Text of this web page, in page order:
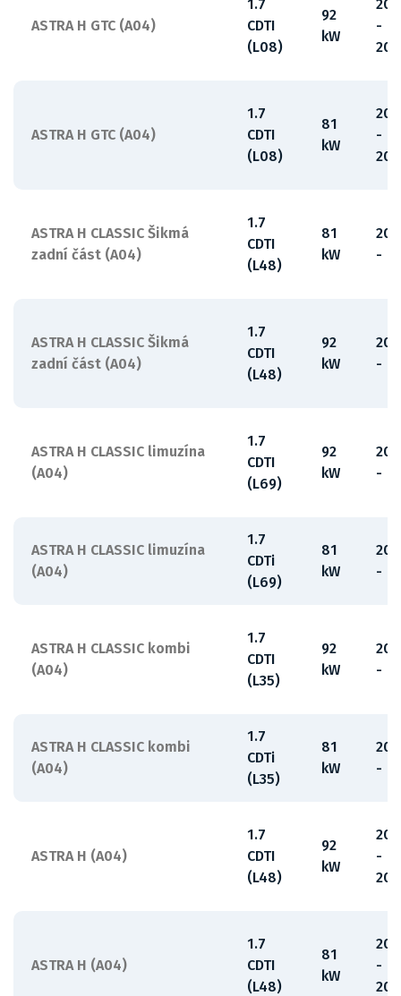
ASTRA H GTC (A04)
1.7
CDTI
(L08)
92
kW
-
ASTRA H GTC (A04)
1.7
CDTI
(L08)
81
kW
-
ASTRA H CLASSIC Šikmá
zadní část (A04)
1.7
CDTI
(L48)
81
kW
-
ASTRA H CLASSIC Šikmá
zadní část (A04)
1.7
CDTI
(L48)
92
kW
-
ASTRA H CLASSIC limuzína
(A04)
1.7
CDTI
(L69)
92
kW
-
ASTRA H CLASSIC limuzína
(A04)
1.7
CDTi
(L69)
81
kW
-
ASTRA H CLASSIC kombi
(A04)
1.7
CDTI
(L35)
92
kW
-
ASTRA H CLASSIC kombi
(A04)
1.7
CDTi
(L35)
81
kW
-
ASTRA H (A04)
1.7
CDTI
(L48)
92
kW
-
ASTRA H (A04)
1.7
CDTI
(L48)
81
kW
-